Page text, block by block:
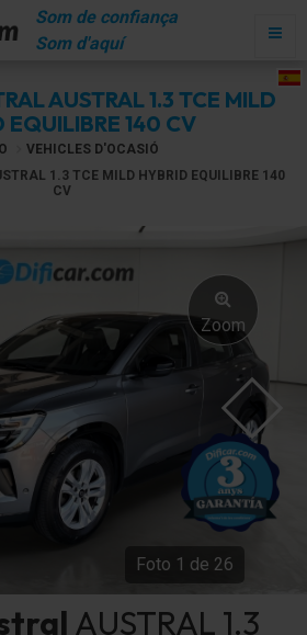
Som de confiança
Som d'aquí
AUSTRAL 1.3 TCE MILD
EQUILIBRE 140 CV
VEHICLES D'OCASIÓ
1.3 TCE MILD HYBRID EQUILIBRE 140
CV
Zoom
Foto 1 de 26
AUSTRAL 1.3